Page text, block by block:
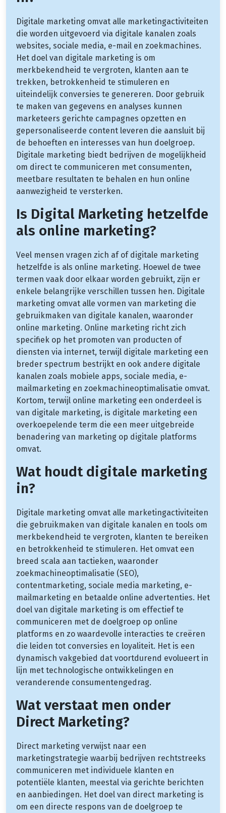
Digitale marketing omvat alle marketingactiviteiten
die worden uitgevoerd via digitale kanalen zoals
websites, sociale media, e-mail en zoekmachines.
Het doel van digitale marketing is om
merkbekendheid te vergroten, klanten aan te
trekken, betrokkenheid te stimuleren en
uiteindelijk conversies te genereren. Door gebruik
te maken van gegevens en analyses kunnen
marketeers gerichte campagnes opzetten en
gepersonaliseerde content leveren die aansluit bij
de behoeften en interesses van hun doelgroep.
Digitale marketing biedt bedrijven de mogelijkheid
om direct te communiceren met consumenten,
meetbare resultaten te behalen en hun online
aanwezigheid te versterken.
Is Digital Marketing hetzelfde
als online marketing?
Veel mensen vragen zich af of digitale marketing
hetzelfde is als online marketing. Hoewel de twee
termen vaak door elkaar worden gebruikt, zijn er
enkele belangrijke verschillen tussen hen. Digitale
marketing omvat alle vormen van marketing die
gebruikmaken van digitale kanalen, waaronder
online marketing. Online marketing richt zich
specifiek op het promoten van producten of
diensten via internet, terwijl digitale marketing een
breder spectrum bestrijkt en ook andere digitale
kanalen zoals mobiele apps, sociale media, e-
mailmarketing en zoekmachineoptimalisatie omvat.
Kortom, terwijl online marketing een onderdeel is
van digitale marketing, is digitale marketing een
overkoepelende term die een meer uitgebreide
benadering van marketing op digitale platforms
omvat.
Wat houdt digitale marketing
in?
Digitale marketing omvat alle marketingactiviteiten
die gebruikmaken van digitale kanalen en tools om
merkbekendheid te vergroten, klanten te bereiken
en betrokkenheid te stimuleren. Het omvat een
breed scala aan tactieken, waaronder
zoekmachineoptimalisatie (SEO),
contentmarketing, sociale media marketing, e-
mailmarketing en betaalde online advertenties. Het
doel van digitale marketing is om effectief te
communiceren met de doelgroep op online
platforms en zo waardevolle interacties te creëren
die leiden tot conversies en loyaliteit. Het is een
dynamisch vakgebied dat voortdurend evolueert in
lijn met technologische ontwikkelingen en
veranderende consumentengedrag.
Wat verstaat men onder
Direct Marketing?
Direct marketing verwijst naar een
marketingstrategie waarbij bedrijven rechtstreeks
communiceren met individuele klanten en
potentiële klanten, meestal via gerichte berichten
en aanbiedingen. Het doel van direct marketing is
om een directe respons van de doelgroep te